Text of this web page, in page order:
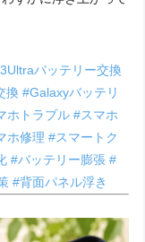
バッテリー交換
換#Galaxyバッテリ
ホトラブル#スマホ
ホ修理#スマートク
#バッテリー膨張#
#背面パネル浮き